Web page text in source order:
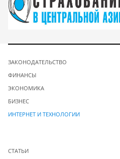
ЗАКОНОДАТЕЛЬСТВО
ФИНАНСЫ
ЭКОНОМИКА
БИЗНЕС
ИНТЕРНЕТ И ТЕХНОЛОГИИ
СТАТЬИ